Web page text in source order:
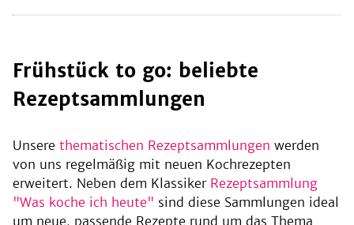
Frühstück to go: beliebte
Rezeptsammlungen
Unsere thematischen Rezeptsammlungen werden
von uns regelmäßig mit neuen Kochrezepten
erweitert. Neben dem Klassiker Rezeptsammlung
"Was koche ich heute" sind diese Sammlungen ideal
um neue, passende Rezepte rund um das Thema